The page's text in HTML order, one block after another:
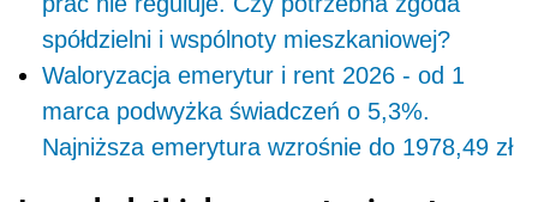
spółdzielni i wspólnoty mieszkaniowej?
Waloryzacja emerytur i rent 2026 - od 1
marca podwyżka świadczeń o 5,3%.
Najniższa emerytura wzrośnie do 1978,49 zł